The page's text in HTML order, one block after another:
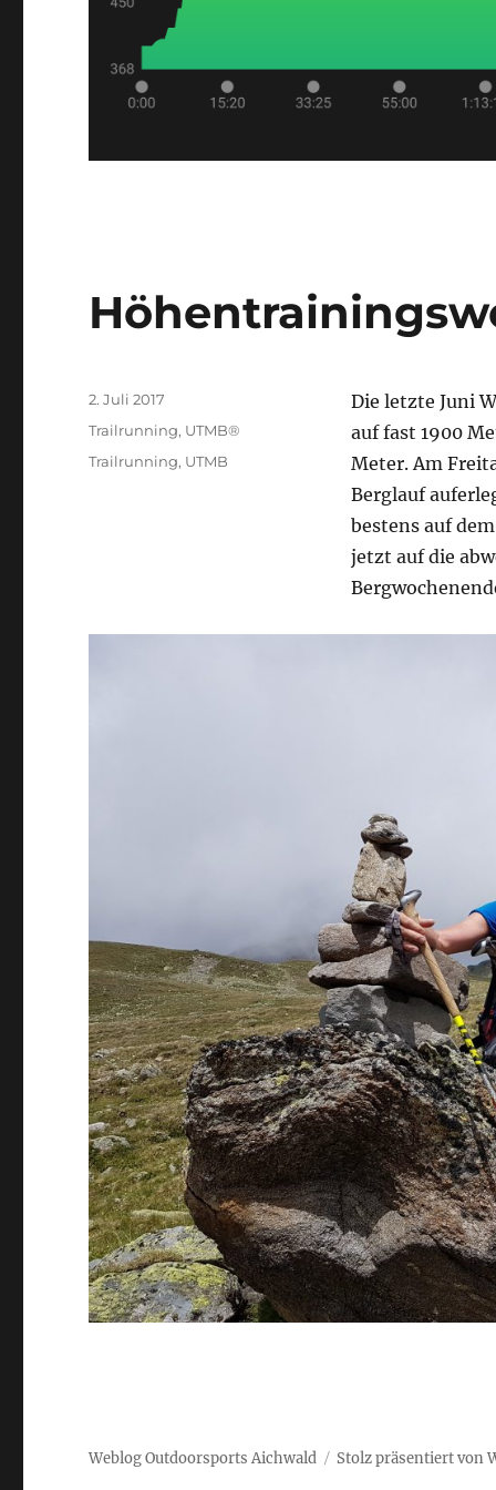
Die letzte Juni
auf fast 1900
Meter. Am
Berglauf
bestens auf
jetzt auf die
Veröffentlicht
am
2. Juli 2017
Kategorien
Trailrunning, UTMB®
Schlagwörter
Trailrunning, UTMB
Weblog Outdoorsports Aichwald Stolz präsentiert von